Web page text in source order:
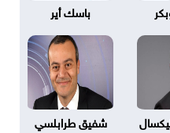
باسك أير
شفيق طرابلسي